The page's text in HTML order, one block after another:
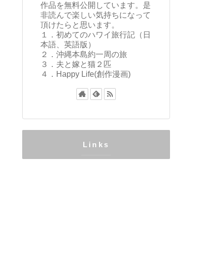
作品を無料公開しています。是
非読んで楽しい気持ちになって
頂けたらと思います。
１．初めてのハワイ旅行記（日
本語、英語版）
２．沖縄本島約一周の旅
３．夫と嫁と猫２匹
４．Happy Life(創作漫画)
Links